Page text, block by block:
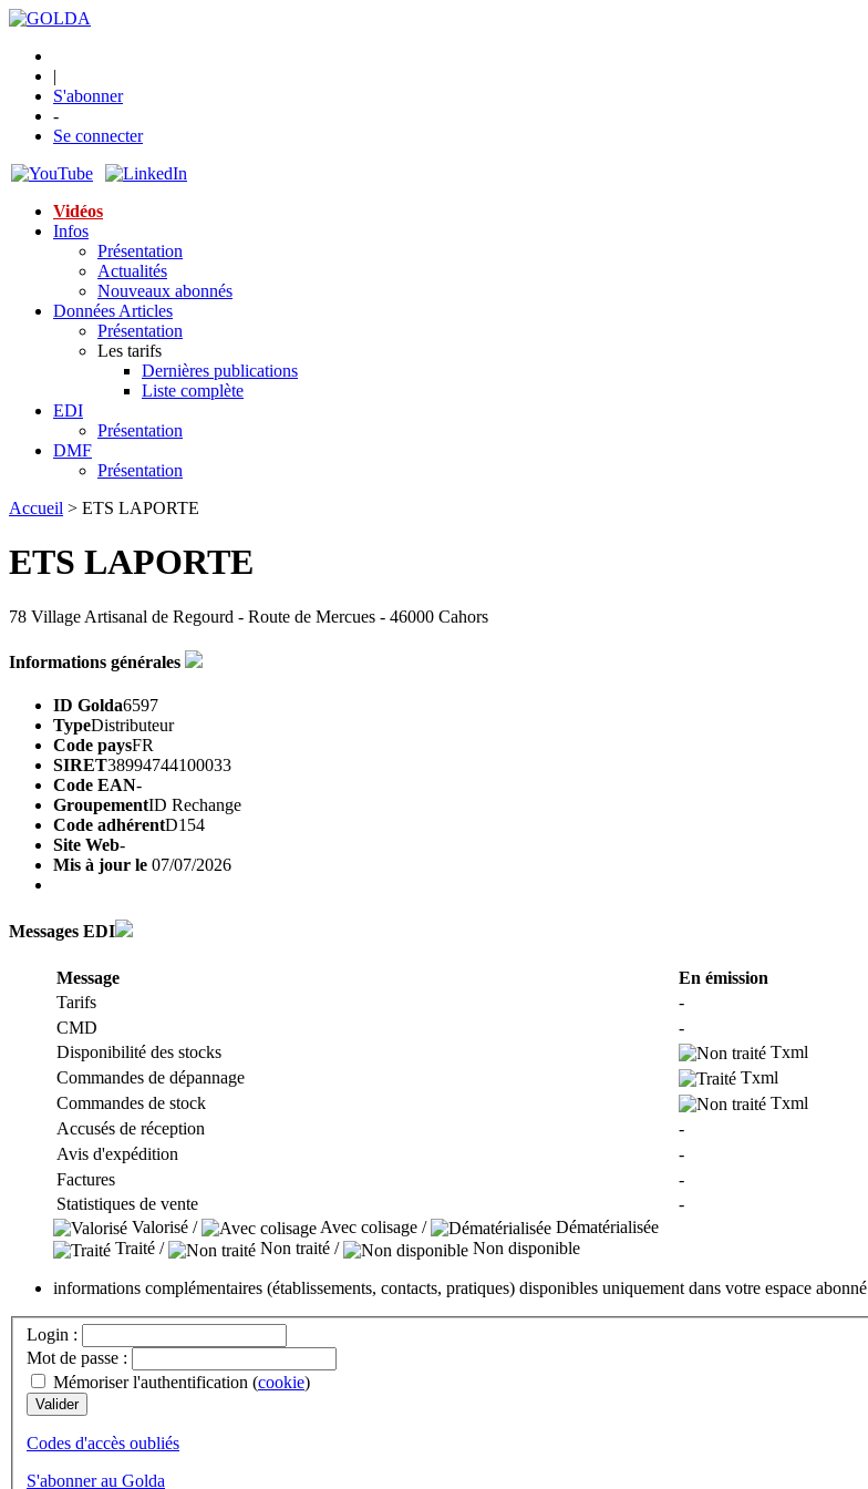
|
S'abonner
-
Se connecter
Vidéos
Infos
Présentation
Actualités
Nouveaux abonnés
Données Articles
Présentation
Les tarifs
Dernières publications
Liste complète
EDI
Présentation
DMF
Présentation
Accueil > ETS LAPORTE
ETS LAPORTE
78 Village Artisanal de Regourd - Route de Mercues - 46000 Cahors
Informations générales
ID Golda6597
TypeDistributeur
Code paysFR
SIRET38994744100033
Code EAN-
GroupementID Rechange
Code adhérentD154
Site Web-
Mis à jour le 07/07/2026
Messages EDI
Message En émission
Tarifs
-
CMD
-
Disponibilité des stocks
Txml
Commandes de dépannage
Txml
Commandes de stock
Txml
Accusés de réception
-
Avis d'expédition
-
Factures
-
Statistiques de vente
-
Valorisé /
Avec colisage /
Dématérialisée
Traité /
Non traité / Non disponible
informations complémentaires (établissements, contacts, pratiques) disponibles uniquement dans votre espace abonné
Login :
Mot de passe :
Mémoriser l'authentification (cookie)
Codes d'accès oubliés
S'abonner au Golda